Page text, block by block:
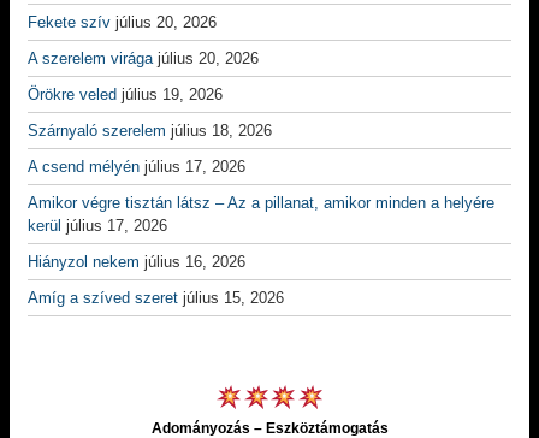
Fekete szív július 20, 2026
A szerelem virága július 20, 2026
Örökre veled július 19, 2026
Szárnyaló szerelem július 18, 2026
A csend mélyén július 17, 2026
Amikor végre tisztán látsz – Az a pillanat, amikor minden a helyére
kerül július 17, 2026
Hiányzol nekem július 16, 2026
Amíg a szíved szeret július 15, 2026
Adományozás – Eszköztámogatás